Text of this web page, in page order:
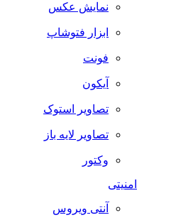
نمایش عکس
ابزار فتوشاپ
فونت
آیکون
تصاویر استوک
تصاویر لایه باز
وکتور
امنیتی
آنتی ویروس